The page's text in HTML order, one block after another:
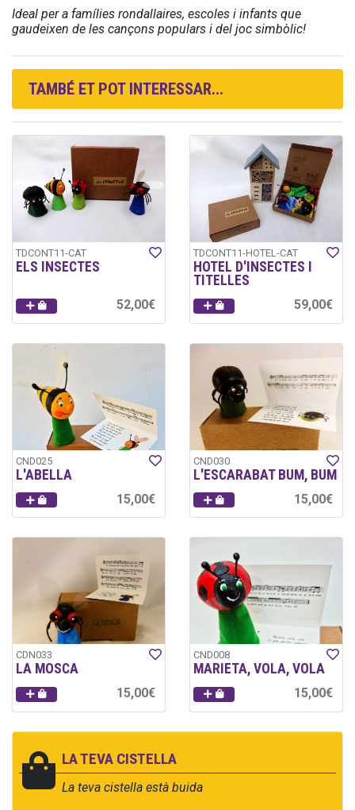
LA TEVA CISTELLA
La teva cistella està buida
Ideal per a famílies rondallaires, escoles i infants que
gaudeixen de les cançons populars i del joc simbòlic!
TAMBÉ ET POT INTERESSAR...
TDCONT11-CAT
ELS INSECTES
52,00€
TDCONT11-HOTEL-CAT
HOTEL D'INSECTES I
TITELLES
59,00€
CND025
L'ABELLA
15,00€
CND030
L'ESCARABAT BUM, BUM
15,00€
CDN033
LA MOSCA
15,00€
CND008
MARIETA, VOLA, VOLA
15,00€